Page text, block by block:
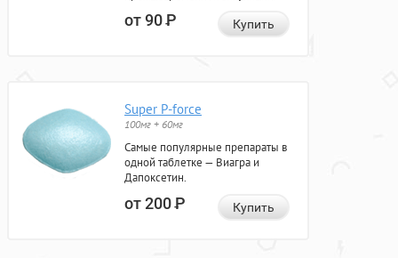
от 90Р Купить
Super P-force
100мг + 60мг
Самые популярные препараты в
одной таблетке — Виагра и
Дапоксетин.
от 200Р Купить